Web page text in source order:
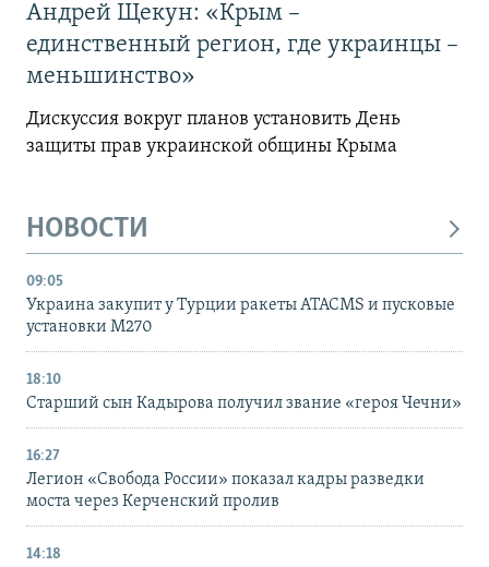
Андрей Щекун: «Крым –
единственный регион, где украинцы –
меньшинство»
Дискуссия вокруг планов установить День
защиты прав украинской общины Крыма
НОВОСТИ
09:05
Украина закупит у Турции ракеты ATACMS и пусковые
установки M270
18:10
Старший сын Кадырова получил звание «героя Чечни»
16:27
Легион «Свобода России» показал кадры разведки
моста через Керченский пролив
14:18